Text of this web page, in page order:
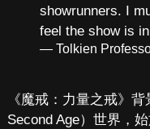
showrunners. I
feel the show is
— Tolkien
《魔戒：力量之戒》
Second Age）世界，